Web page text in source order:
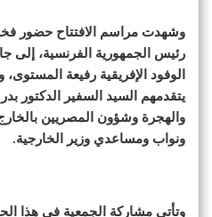
وشهدت مراسم الافتتاح حضور
رئيس الجمهورية الفرنسية، إلى
الوفود الإفريقية رفيعة
يتقدمهم السيد السفير الدكتور
والهجرة وشؤون المصريين
ونواب ومساعدي وزير الخارجية.
وتأتي مشاركة الجمعية في هذا